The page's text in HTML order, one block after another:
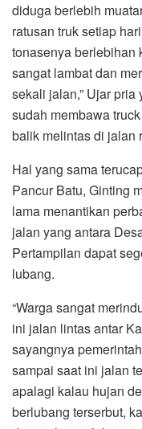
diduga berlebih
ratusan truk setiap
tonasenya berlebihan
sangat lambat dan
sekali jalan,” Ujar
sudah membawa
balik melintas di jalan
Hal yang sama
Pancur Batu, Ginting
lama menantikan
jalan yang antara
Pertampilan dapat
lubang.
“Warga sangat
ini jalan lintas antar
sayangnya
sampai saat ini jalan
apalagi kalau hujan
berlubang terserbut,